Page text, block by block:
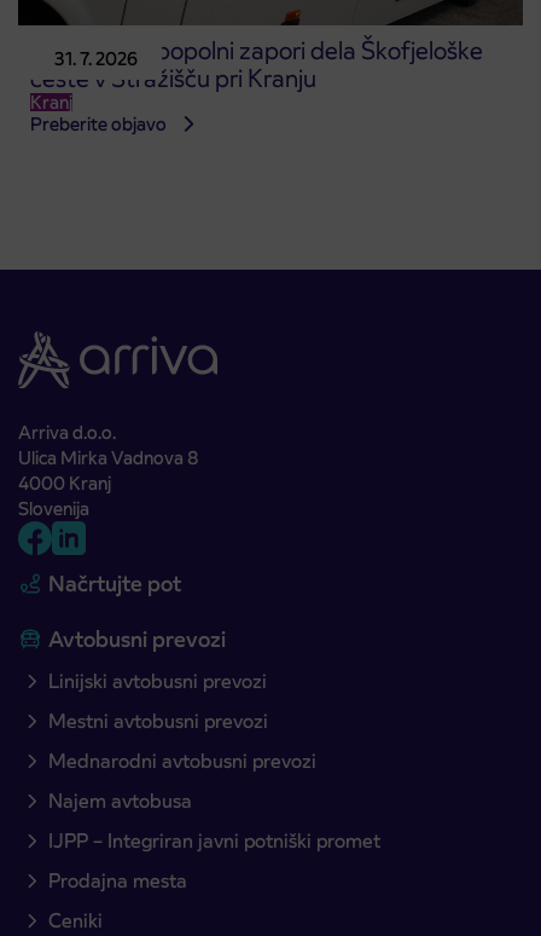
31. 7. 2026
Obvestilo o popolni zapori dela Škofjeloške
ceste v Stražišču pri Kranju
Kranj
Preberite objavo
Arriva d.o.o.
Ulica Mirka Vadnova 8
4000 Kranj
Slovenija
Načrtujte pot
Avtobusni prevozi
Linijski avtobusni prevozi
Mestni avtobusni prevozi
Mednarodni avtobusni prevozi
Najem avtobusa
IJPP – Integriran javni potniški promet
Prodajna mesta
Ceniki